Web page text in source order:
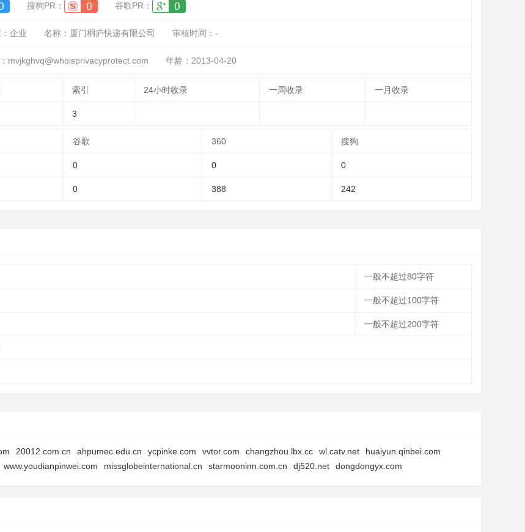
搜狗PR： 谷歌PR：
企业 名称： 厦门桐庐快递有限公司 审核时间： -
mvjkghvq@whoisprivacyprotect.com 年龄：2013-04-20
索引 24小时收录 一周收录 一月收录
3
谷歌 360 搜狗
0 0 0
0 388 242
一般不超过80字符
一般不超过100字符
一般不超过200字符
20012.com.cn ahpumec.edu.cn ycpinke.com vvtor.com changzhou.lbx.cc wl.catv.net
huaiyun.qinbei.com
www.youdianpinwei.com missglobeinternational.cn starmooninn.com.cn dj520.net dongdongyx.com